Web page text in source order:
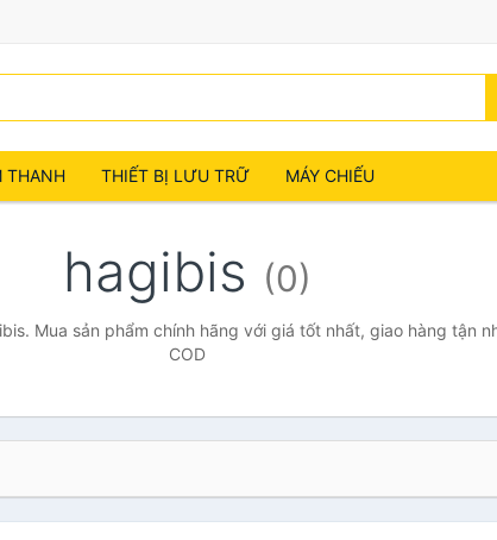
THANH THIẾT BỊ LƯU TRỮ MÁY CHIẾU
hagibis (0)
Mua sản phẩm chính hãng với giá tốt nhất, giao hàng tận
COD